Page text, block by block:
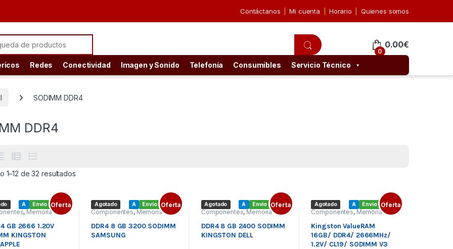
Contáctanos Mi cuenta Horario Quienes somos
for:
0
0.00€
Redes Conectividad Imagen y Sonido Telefonía Consumibles Servicio Técnico
SODIMM DDR4
DDR4
1–12 de 32 resultadosOrdenado por precio: bajo a alto
Envío gratis
A
Oferta
, Memoria
4 GB 2666 1.20V
KINGSTON
Envío gratis
A
Agotado
Oferta
Componentes, Memoria
Portátil
DDR4 8 GB 3200 SODIMM
SAMSUNG
Envío gratis
A
Agotado
Oferta
Componentes, Memoria
Portátil
DDR4 8 GB 2400 SODIMM
KINGSTON DELL
Envío gratis
A
Agotado
Oferta
Componentes, Memoria
Portátil
Kingston ValueRAM
16GB/ DDR4/ 2666MHz/
1.2V/ CL19/ SODIMM V3